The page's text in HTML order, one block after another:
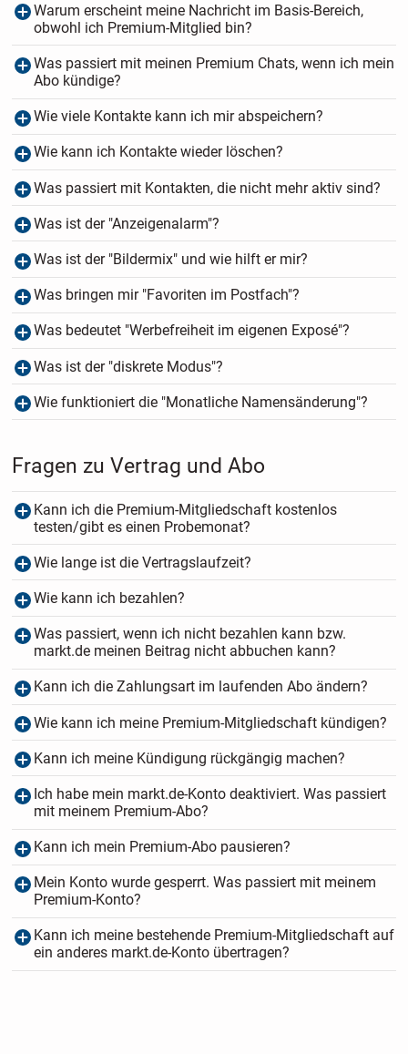
Warum erscheint meine Nachricht im Basis-Bereich,
obwohl ich Premium-Mitglied bin?
Was passiert mit meinen Premium Chats, wenn ich mein
Abo kündige?
Wie viele Kontakte kann ich mir abspeichern?
Wie kann ich Kontakte wieder löschen?
Was passiert mit Kontakten, die nicht mehr aktiv sind?
Was ist der "Anzeigenalarm"?
Was ist der "Bildermix" und wie hilft er mir?
Was bringen mir "Favoriten im Postfach"?
Was bedeutet "Werbefreiheit im eigenen Exposé"?
Was ist der "diskrete Modus"?
Wie funktioniert die "Monatliche Namensänderung"?
Fragen zu Vertrag und Abo
Kann ich die Premium-Mitgliedschaft kostenlos
testen/gibt es einen Probemonat?
Wie lange ist die Vertragslaufzeit?
Wie kann ich bezahlen?
Was passiert, wenn ich nicht bezahlen kann bzw.
markt.de meinen Beitrag nicht abbuchen kann?
Kann ich die Zahlungsart im laufenden Abo ändern?
Wie kann ich meine Premium-Mitgliedschaft kündigen?
Kann ich meine Kündigung rückgängig machen?
Ich habe mein markt.de-Konto deaktiviert. Was passiert
mit meinem Premium-Abo?
Kann ich mein Premium-Abo pausieren?
Mein Konto wurde gesperrt. Was passiert mit meinem
Premium-Konto?
Kann ich meine bestehende Premium-Mitgliedschaft auf
ein anderes markt.de-Konto übertragen?